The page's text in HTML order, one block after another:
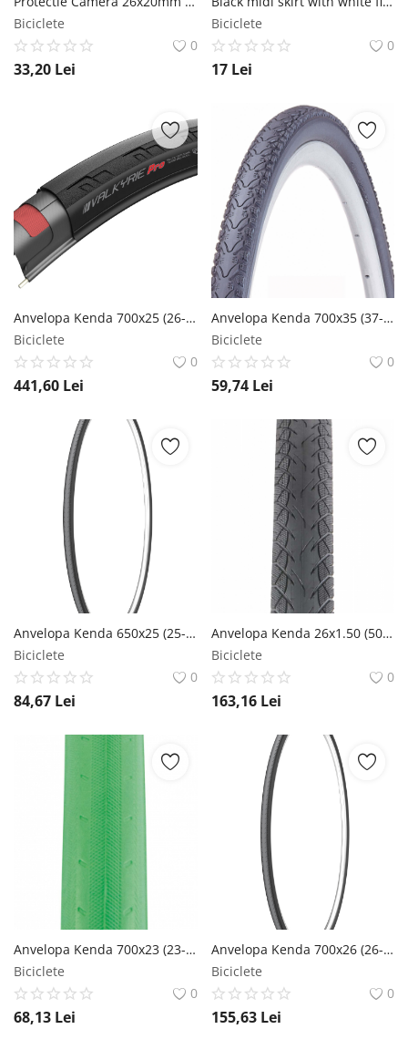
Biciclete
0
33,20 Lei
Biciclete
0
17 Lei
Anvelopa Kenda 700x25 (26-622) Valkyrie PRO R3C KA 120 Tpi Kenda
Biciclete
0
441,60 Lei
Anvelopa Kenda 700x35 (37-622) K935 Khan MTB Urban Negru Kenda
Biciclete
0
59,74 Lei
Anvelopa Kenda 650x25 (25-571) Kontender SRC 60Tpi Negru Kenda
Biciclete
0
84,67 Lei
Anvelopa Kenda 26x1.50 (50-559) Kwick Tendril E-Bike SRC IronCap 60Tpi Kenda
Biciclete
0
163,16 Lei
Anvelopa Kenda 700x23 (23-622) Koncept Color SRC 30 Tpi Verde Kenda
Biciclete
0
68,13 Lei
Anvelopa Kenda 700x26 (26-622) Kontender L3R Pro 60Tpi Negru Kenda
Biciclete
0
155,63 Lei